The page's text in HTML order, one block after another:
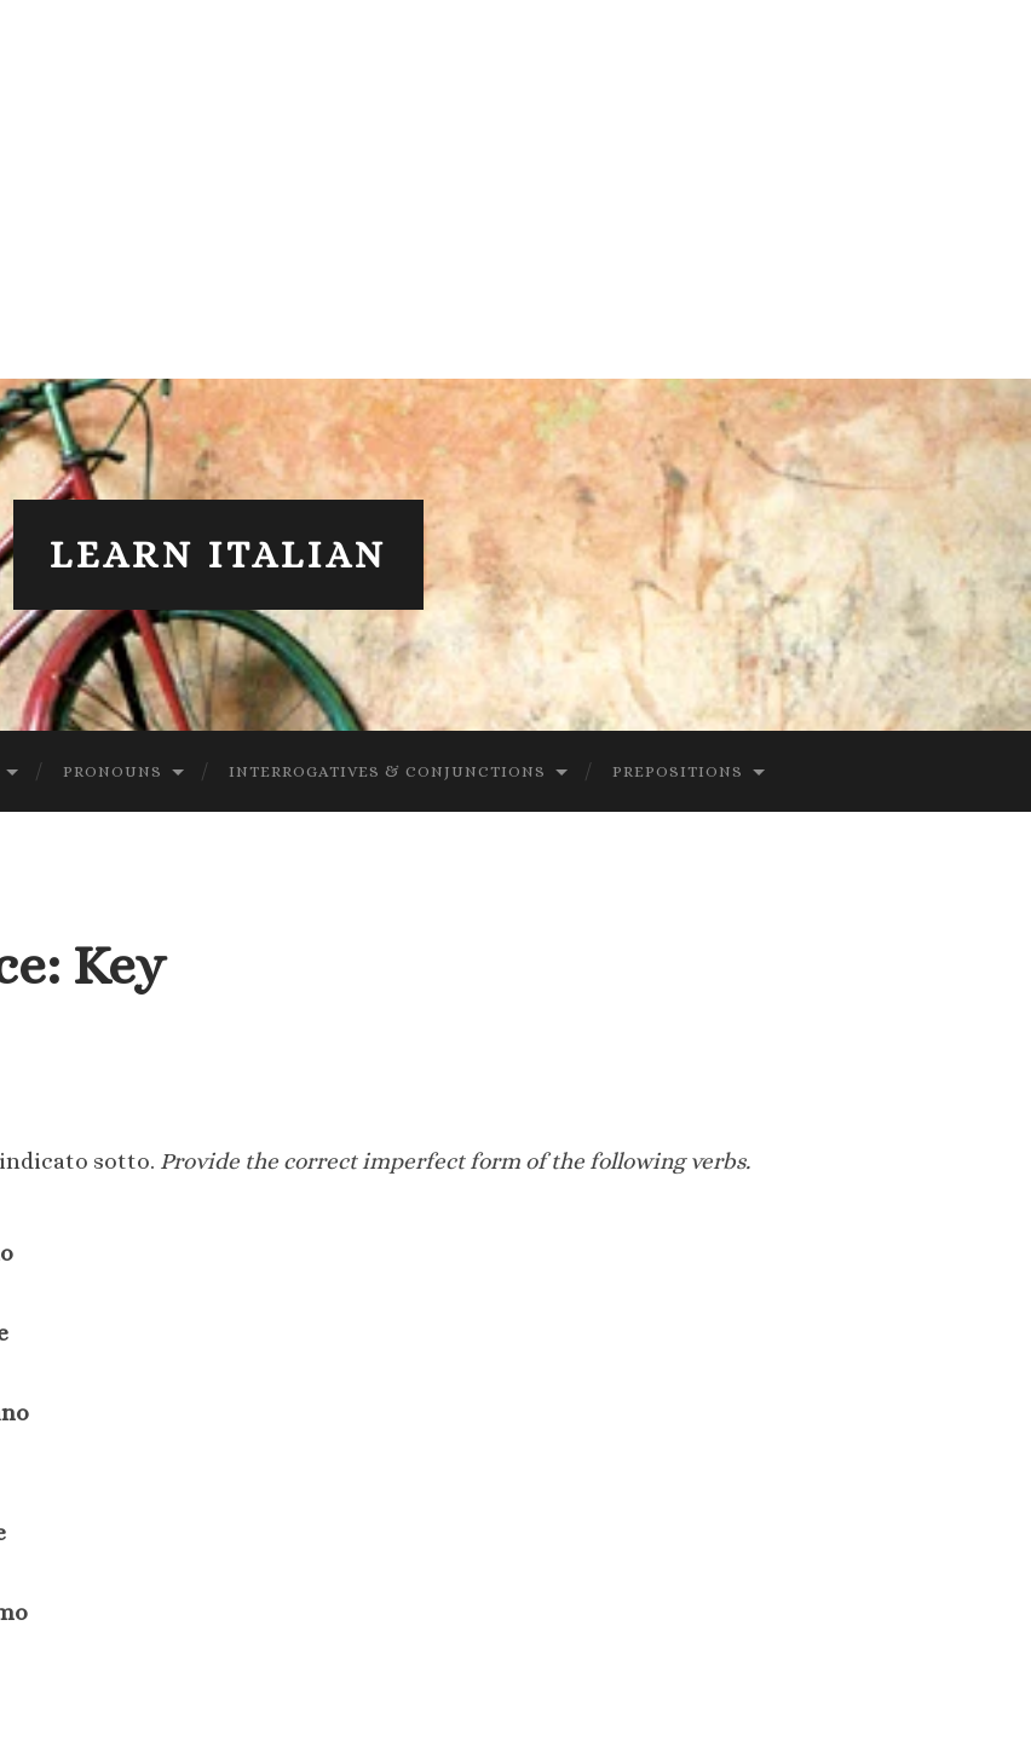
LEARN ITALIAN
PRONOUNS INTERROGATIVES & CONJUNCTIONS PREPOSITIONS
Key
sotto. Provide the correct imperfect form of the following verbs.